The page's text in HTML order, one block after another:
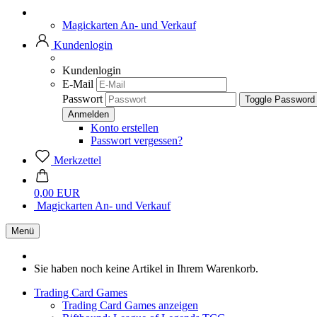
Magickarten An- und Verkauf
Kundenlogin
Kundenlogin
E-Mail
Passwort
Toggle
Konto erstellen
Passwort vergessen?
Merkzettel
0,00 EUR
Magickarten An- und Verkauf
Menü
Sie haben noch keine Artikel in Ihrem Warenkorb.
Trading Card Games
Trading Card Games anzeigen